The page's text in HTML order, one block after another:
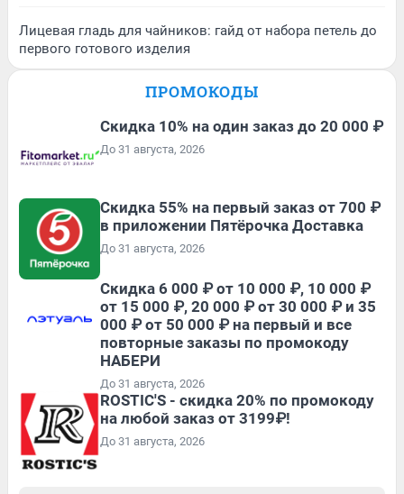
Лицевая гладь для чайников: гайд от набора петель до
первого готового изделия
ПРОМОКОДЫ
Скидка 10% на один заказ до 20 000 ₽
До 31 августа, 2026
Скидка 55% на первый заказ от 700 ₽
в приложении Пятёрочка Доставка
До 31 августа, 2026
Скидка 6 000 ₽ от 10 000 ₽, 10 000 ₽
от 15 000 ₽, 20 000 ₽ от 30 000 ₽ и 35
000 ₽ от 50 000 ₽ на первый и все
повторные заказы по промокоду
НАБЕРИ
До 31 августа, 2026
ROSTIC'S - скидка 20% по промокоду
на любой заказ от 3199₽!
До 31 августа, 2026